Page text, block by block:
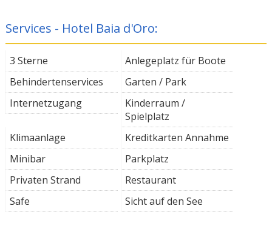
Services - Hotel Baia d'Oro:
3 Sterne
Anlegeplatz für Boote
Behindertenservices
Garten / Park
Internetzugang
Kinderraum /
Spielplatz
Klimaanlage
Kreditkarten Annahme
Minibar
Parkplatz
Privaten Strand
Restaurant
Safe
Sicht auf den See